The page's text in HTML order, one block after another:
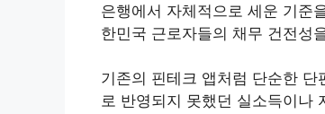
은행에서 자체적으로 세운 기준
한민국 근로자들의 채무 건전성
기존의 핀테크 앱처럼 단순한
로 반영되지 못했던 실소득이나